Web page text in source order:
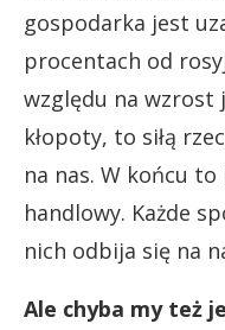
gospodarka jest
procentach od
względu na wzrost
kłopoty, to siłą
na nas. W końcu
handlowy. Każde
nich odbija się na
Ale chyba my też